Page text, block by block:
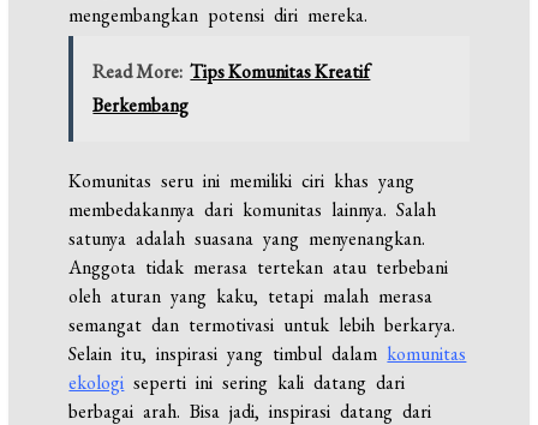
mengembangkan potensi diri mereka.
Read More: Tips Komunitas Kreatif
Berkembang
Komunitas seru ini memiliki ciri khas yang
membedakannya dari komunitas lainnya. Salah
satunya adalah suasana yang menyenangkan.
Anggota tidak merasa tertekan atau terbebani
oleh aturan yang kaku, tetapi malah merasa
semangat dan termotivasi untuk lebih berkarya.
Selain itu, inspirasi yang timbul dalam komunitas
ekologi seperti ini sering kali datang dari
berbagai arah. Bisa jadi, inspirasi datang dari